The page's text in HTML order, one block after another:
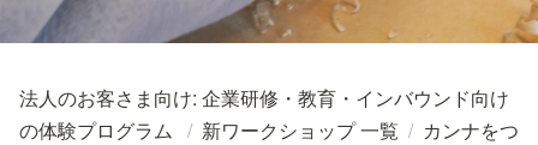
法人のお客さま向け: 企業研修・教育・インバウンド向け
の体験プログラム / 新ワークショップ 一覧 / カンナをつ